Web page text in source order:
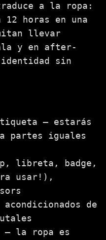
a la ropa:
12 horas en una
llevar
y en after-
identidad sin
— estarás
partes iguales
libreta, badge,
usar!),
de
— la ropa es